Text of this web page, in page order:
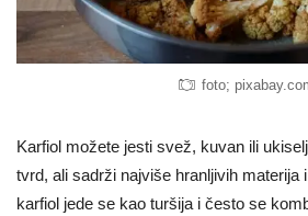
foto;
Karfiol možete jesti svež, kuvan ili
tvrd, ali sadrži najviše hranljivih materija
karfiol jede se kao turšija i često se